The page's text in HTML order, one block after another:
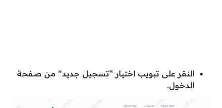
النقر على تبويب اختيار “تسجيل جديد” من صفحة
الدخول.